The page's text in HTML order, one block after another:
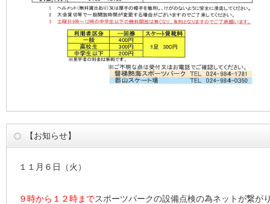
【お知らせ】
１１月６日（火）
９時から１２時までスポーツパークの設備点検の為ネットが繋が